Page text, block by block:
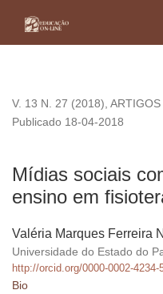
V. 13 N. 27 (2018), ARTIGOS
Mídias sociais
ensino em
Publicado 18-04-2018
Valéria Marques Ferreira
Universidade do Estado do
http://orcid.org/0000-0002-4234-
Bio